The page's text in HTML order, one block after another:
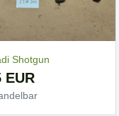
Shotgun
EUR